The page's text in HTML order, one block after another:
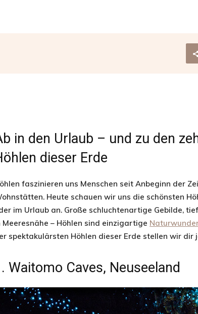
in den Urlaub – und zu den
dieser Erde
faszinieren uns Menschen seit Anbeginn der
Heute schauen wir uns die schönsten
im Urlaub an. Große schluchtenartige Gebilde,
Meeresnähe – Höhlen sind einzigartige
spektakulärsten Höhlen dieser Erde stellen wir dir
Waitomo Caves, Neuseeland